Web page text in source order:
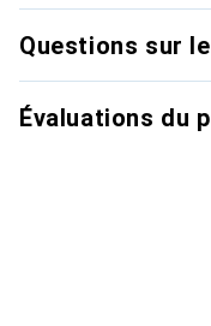
Questions sur
Évaluations du